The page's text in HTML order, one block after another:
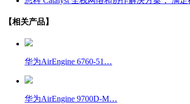
【相关产品】
华为AirEngine 6760-51…
华为AirEngine 9700D-M…